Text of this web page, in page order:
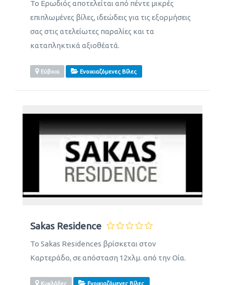
Το Ερωδιός αποτελείται από πέντε μικρές
επιπλωμένες βίλες, ιδεώδεις για τις εξορμήσεις
σας στις ατελείωτες παραλίες και τα
καταπληκτικά αξιοθέατά.
Εύβοια Ενοικιαζόμενες Βίλες
Sakas Residence
Το Sakas Residences βρίσκεται στον
Καρτεράδο, σε απόσταση 12χλμ. από την Οία.
Κυκλάδες Ενοικιαζόμενες Βίλες